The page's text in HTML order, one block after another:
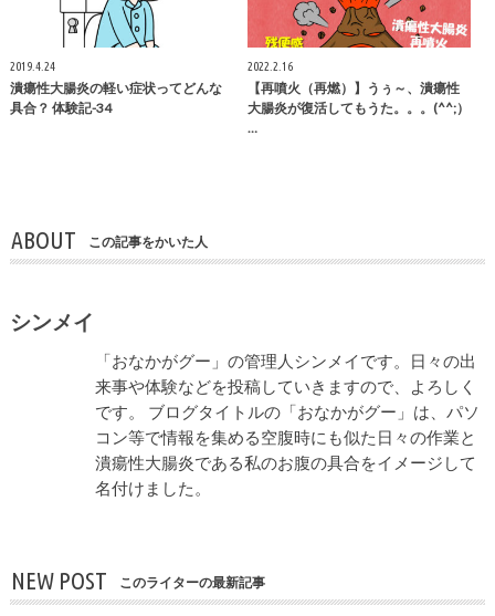
2019.4.24
潰瘍性大腸炎の軽い症状ってどんな
具合？ 体験記-34
2022.2.16
【再噴火（再燃）】うぅ～、潰瘍性
大腸炎が復活してもうた。。。(^^;）
…
ABOUT この記事をかいた人
シンメイ
「おなかがグー」の管理人シンメイです。日々の出
来事や体験などを投稿していきますので、よろしく
です。 ブログタイトルの「おなかがグー」は、パソ
コン等で情報を集める空腹時にも似た日々の作業と
潰瘍性大腸炎である私のお腹の具合をイメージして
名付けました。
NEW POST このライターの最新記事